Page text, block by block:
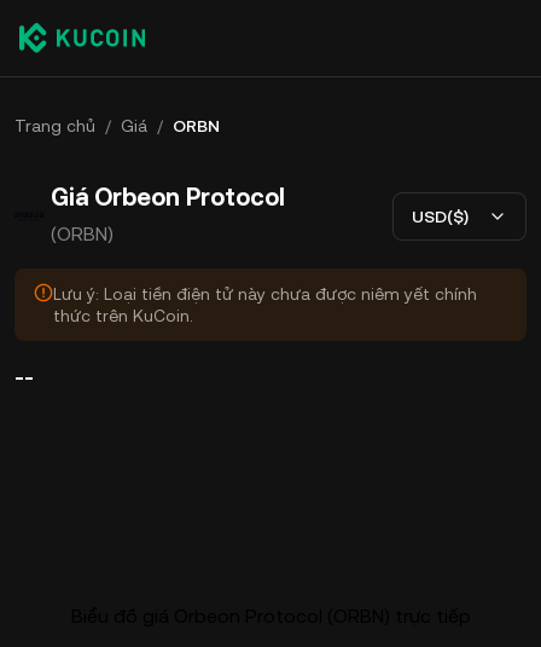
Trang chủ / Giá / ORBN
Giá Orbeon Protocol
(ORBN)
USD($)
Lưu ý: Loại tiền điện tử này chưa được niêm yết chính
thức trên KuCoin.
--